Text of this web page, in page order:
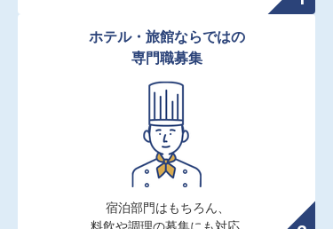
ホテル・旅館ならではの
専門職募集
宿泊部門はもちろん、